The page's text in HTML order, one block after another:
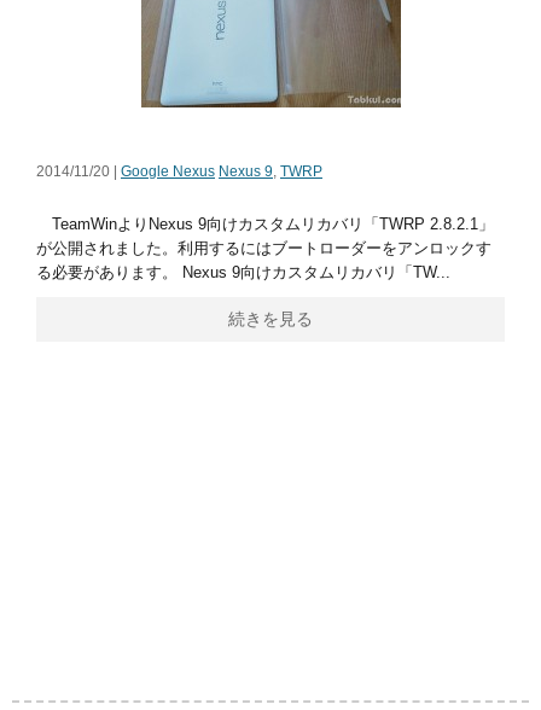
2014/11/20 | Google Nexus Nexus 9, TWRP
TeamWinよりNexus 9向けカスタムリカバリ「TWRP 2.8.2.1」
が公開されました。利用するにはブートローダーをアンロックす
る必要があります。 Nexus 9向けカスタムリカバリ「TW...
続きを見る